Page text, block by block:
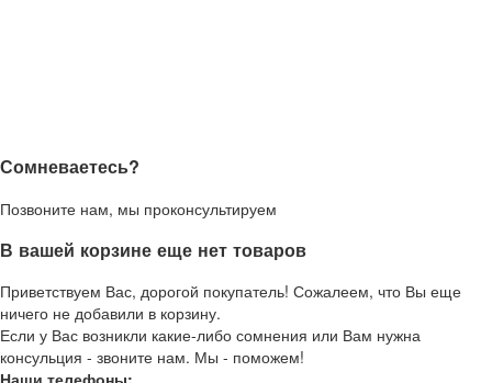
Сомневаетесь?
Позвоните нам, мы проконсультируем
В вашей корзине еще нет товаров
Приветствуем Вас, дорогой покупатель! Сожалеем, что Вы еще
ничего не добавили в корзину.
Если у Вас возникли какие-либо сомнения или Вам нужна
консульция - звоните нам. Мы - поможем!